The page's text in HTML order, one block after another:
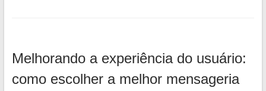
Melhorando a experiência do usuário:
como escolher a melhor mensageria